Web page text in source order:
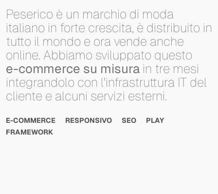
Peserico è un marchio di moda
italiano in forte crescita, è distribuito in
tutto il mondo e ora vende anche
online. Abbiamo sviluppato questo
e-commerce su misura in tre mesi
integrandolo con l'infrastruttura IT del
cliente e alcuni servizi esterni.
E-COMMERCE RESPONSIVO SEO
PLAY
FRAMEWORK